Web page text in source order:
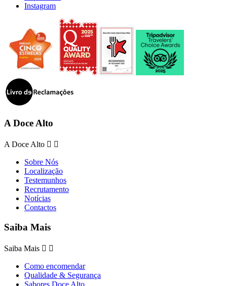
Instagram
A Doce Alto
A Doce Alto  
Sobre Nós
Localização
Testemunhos
Recrutamento
Notícias
Contactos
Saiba Mais
Saiba Mais  
Como encomendar
Qualidade & Segurança
Sabores Doce Alto